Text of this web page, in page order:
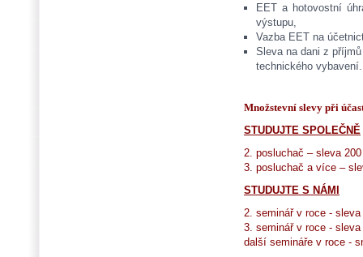
EET a hotovostní
výstupu,
Vazba EET na
Sleva na dani z
technického vybavení.
Množstevní slevy při
STUDUJTE SPOLEČNĚ
2. posluchač – sleva
3. posluchač a více –
STUDUJTE S NÁMI
2. seminář v roce -
3. seminář v roce -
další semináře v roce -